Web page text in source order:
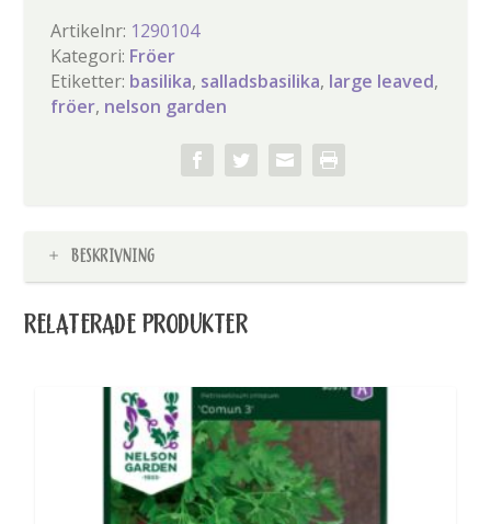
Artikelnr: 1290104
Kategori: Fröer
Etiketter: basilika, salladsbasilika, large leaved,
fröer, nelson garden
BESKRIVNING
RELATERADE PRODUKTER